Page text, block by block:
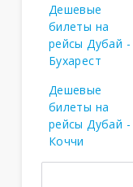
Дешевые
билеты на
рейсы Дубай -
Бухарест
Дешевые
билеты на
рейсы Дубай -
Коччи